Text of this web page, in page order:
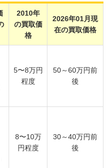
2010年
の買取価
格
2026年01月現
在の買取価格
5〜8万円
程度
50～60万円前
後
8〜10万
円程度
30～40万円前
後